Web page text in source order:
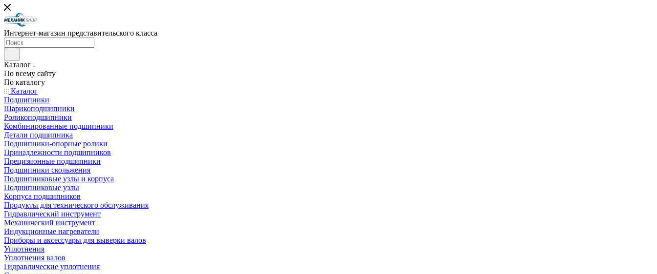
Интернет-магазин представительского класса
Каталог
По всему сайту
По каталогу
Каталог
Подшипники
Шарикоподшипники
Роликоподшипники
Комбинированные подшипники
Детали подшипника
Подшипники-опорные ролики
Принадлежности подшипников
Прецизионные подшипники
Подшипники скольжения
Подшипниковые узлы и корпуса
Подшипниковые узлы
Корпуса подшипников
Продукты для технического обслуживания
Гидравлический инструмент
Механический инструмент
Индукционные нагреватели
Приборы и аксессуары для выверки валов
Уплотнения
Уплотнения валов
Гидравлические уплотнения